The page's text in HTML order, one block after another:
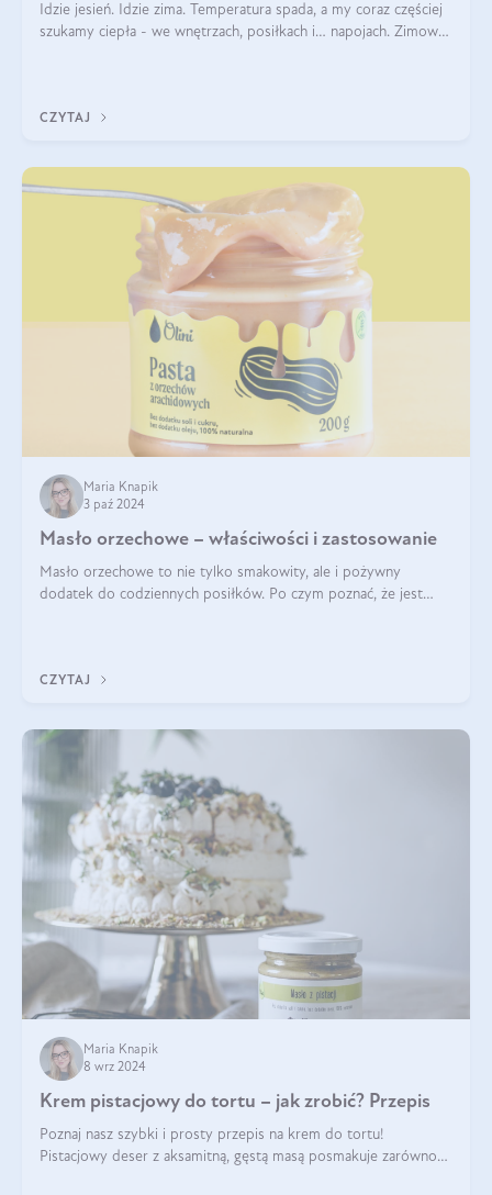
Idzie jesień. Idzie zima. Temperatura spada, a my coraz częściej
szukamy ciepła - we wnętrzach, posiłkach i… napojach. Zimowe
CZYTAJ
Maria Knapik
3 paź 2024
Masło orzechowe – właściwości i zastosowanie
Masło orzechowe to nie tylko smakowity, ale i pożywny
dodatek do codziennych posiłków. Po czym poznać, że jest
CZYTAJ
Maria Knapik
8 wrz 2024
Krem pistacjowy do tortu – jak zrobić? Przepis
Poznaj nasz szybki i prosty przepis na krem do tortu!
Pistacjowy deser z aksamitną, gęstą masą posmakuje zarówno